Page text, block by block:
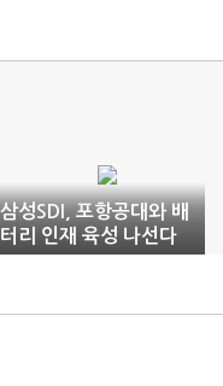
삼성SDI, 포항공대와 배
터리 인재 육성 나선다